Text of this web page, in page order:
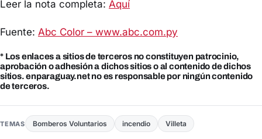
Leer la nota completa: Aquí
Fuente: Abc Color – www.abc.com.py
* Los enlaces a sitios de terceros no constituyen patrocinio,
aprobación o adhesión a dichos sitios o al contenido de dichos
sitios. enparaguay.net no es responsable por ningún contenido
de terceros.
TEMAS Bomberos Voluntarios incendio Villeta